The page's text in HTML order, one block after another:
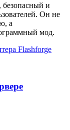
и
Он не
а
мод.